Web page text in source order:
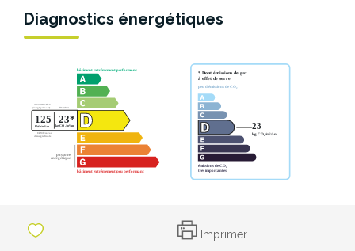
Diagnostics énergétiques
Imprimer